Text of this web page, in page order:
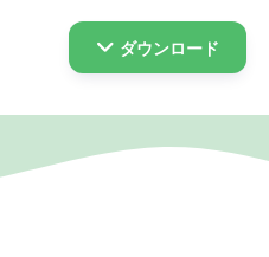
ダウンロード